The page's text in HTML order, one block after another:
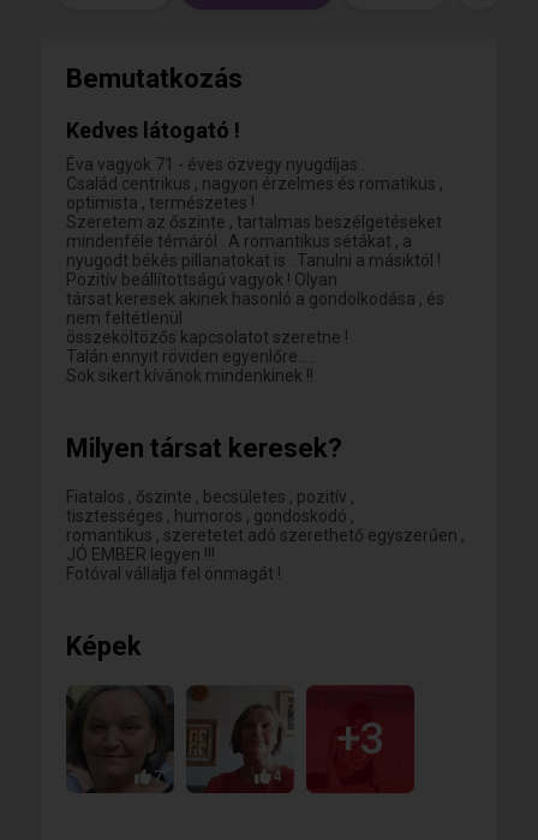
Bemutatkozás
Kedves látogató !
Éva vagyok 71 - éves özvegy nyugdíjas .
Család centrikus , nagyon érzelmes és romatikus ,
optimista , természetes !
Szeretem az őszinte , tartalmas beszélgetéseket
mindenféle témáról . A romantikus sétákat , a
nyugodt békés pillanatokat is . Tanulni a másiktól !
Pozitív beállítottságú vagyok ! Olyan
társat keresek akinek hasonló a gondolkodása , és
nem feltétlenül
összeköltözős kapcsolatot szeretne !
Talán ennyit röviden egyenlőre.....
Sok sikert kívánok mindenkinek !!
Milyen társat keresek?
Fiatalos , őszinte , becsületes , pozitív ,
tisztességes , humoros , gondoskodó ,
romantikus , szeretetet adó szerethető egyszerűen ,
JÓ EMBER legyen !!!
Fotóval vállalja fel önmagát !
Képek
7 4
+3